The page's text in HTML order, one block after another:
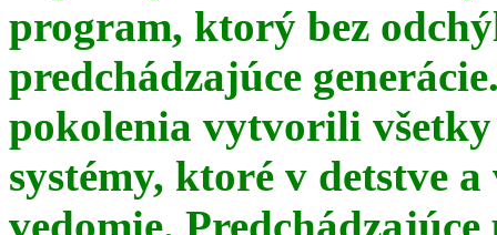
program, ktorý bez
predchádzajúce
pokolenia vytvorili
systémy, ktoré v detstve
vedomie.